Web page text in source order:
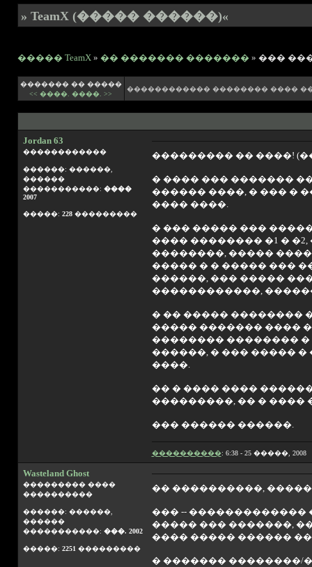
» TeamX (����� ������)«
����� TeamX» �� ������� �������» ���
������� �� �����
<< ����. ����. >>
������������ �������� ����
Jordan 63
������������
������: ������,
������
�����������: ����
2007
�����: 228���������
��������� �� ����!
� ���� ��� �������
������ ����, � ��� �
���� ����.
� ��� ����� ���
���� �������� �1 �
��������, �����
����� � � ����� ���
������, ��� �����
������������,
� �� ����� ��������
����� ������� ���� �
�������� �������� �
������, � ��� �����
����.
�� � ���� ����
���������, �� � ����
��� ������ ������.
����������: 6:38 - 25 �����, 2008
Wasteland Ghost
��������� ����
����������
������: ������,
������
�����������: ���. 2002
�����: 2251 ���������
�� ����������,
��� --
����� ��� �������,
���� ����� ������
� ������� ��������/